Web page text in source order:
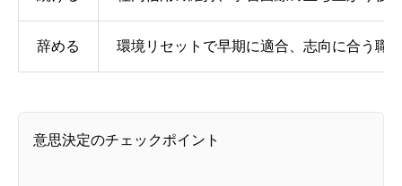
辞める 環境リセットで早期に適合、志向に合う職
意思決定のチェックポイント